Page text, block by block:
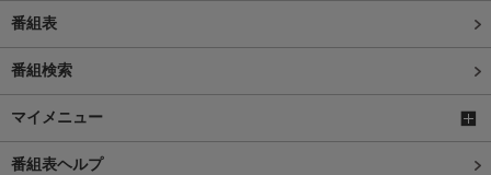
番組表
番組検索
マイメニュー
番組表ヘルプ